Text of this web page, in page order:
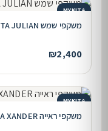
MYKITA
משקפי שמש MYKITA JULIAN
₪2,400
MYKITA
משקפי ראייה MYKITA XANDER